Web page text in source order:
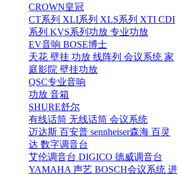
CROWN皇冠
CT系列 XLI系列 XLS系列 XTI CDI
系列 KVS系列功放 专业功放
EV音响 BOSE博士
天花 壁挂 功放 线阵列 会议系统 家
庭影院 壁挂功放
QSC专业音响
功放 音箱
SHURE舒尔
有线话筒 无线话筒 会议系统
迈达斯 百安普 sennheiser森海 百灵
达 数字调音台
艾伦调音台 DIGICO 德威调音台
YAMAHA 声艺 BOSCH会议系统 进